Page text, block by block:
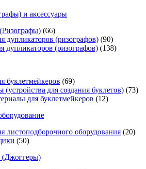
и аксессуары
(66)
дупликаторов (ризографов) (90)
дупликаторов (ризографов) (138)
буклетмейкеров (69)
(устройства для создания буклетов) (73)
для буклетмейкеров (12)
листоподборочного оборудования (20)
(50)
(Джоггеры)